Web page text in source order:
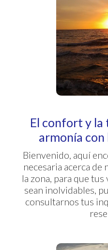
El confort y
armonía con
Bienvenido, aquí
necesaria acerca de
la zona, para que tus
sean inolvidables,
consultarnos tus